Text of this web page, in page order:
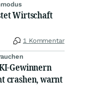
Wirtschaft
1 Kommentar
Gewinnern
crashen, warnt